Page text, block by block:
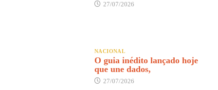
27/07/2026
NACIONAL
O guia inédito lançado hoje
que une dados,
27/07/2026